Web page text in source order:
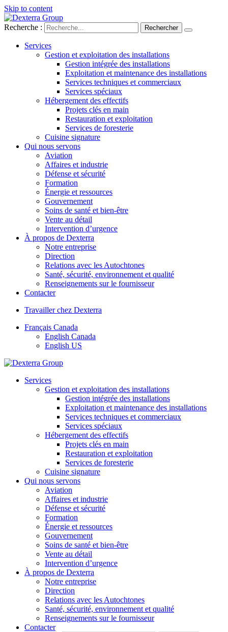
Skip to content
Recherche :
Services
Gestion et exploitation des installations
Gestion intégrée des installations
Exploitation et maintenance des installations
Services techniques et commerciaux
Services spéciaux
Hébergement des effectifs
Projets clés en main
Restauration et exploitation
Services de foresterie
Cuisine signature
Qui nous servons
Aviation
Affaires et industrie
Défense et sécurité
Formation
Énergie et ressources
Gouvernement
Soins de santé et bien-être
Vente au détail
Intervention d’urgence
À propos de Dexterra
Notre entreprise
Direction
Relations avec les Autochtones
Santé, sécurité, environnement et qualité
Renseignements sur le fournisseur
Contacter
Travailler chez Dexterra
Français Canada
English Canada
English US
Services
Gestion et exploitation des installations
Gestion intégrée des installations
Exploitation et maintenance des installations
Services techniques et commerciaux
Services spéciaux
Hébergement des effectifs
Projets clés en main
Restauration et exploitation
Services de foresterie
Cuisine signature
Qui nous servons
Aviation
Affaires et industrie
Défense et sécurité
Formation
Énergie et ressources
Gouvernement
Soins de santé et bien-être
Vente au détail
Intervention d’urgence
À propos de Dexterra
Notre entreprise
Direction
Relations avec les Autochtones
Santé, sécurité, environnement et qualité
Renseignements sur le fournisseur
Contacter